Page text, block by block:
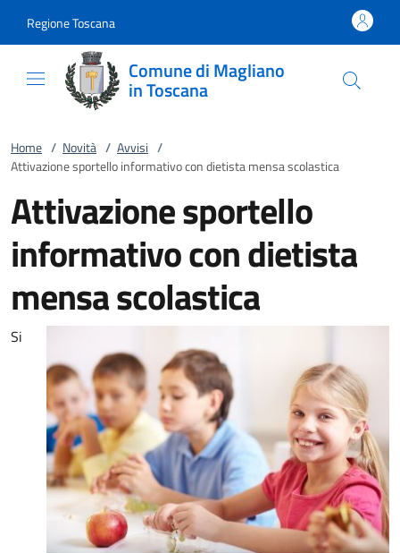
Regione Toscana
Comune di Magliano
in Toscana
Home / Novità / Avvisi /
Attivazione sportello informativo con dietista mensa scolastica
Attivazione sportello
informativo con dietista
mensa scolastica
Si